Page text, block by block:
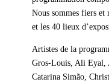
Nous sommes fiers et
et les 40 lieux
Artistes de la
Gros-Louis, Ali Eyal,
Catarina Simão,